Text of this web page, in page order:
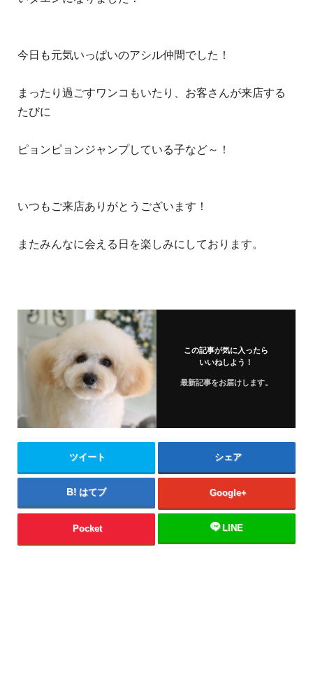
今日も元気いっぱいのアシル仲間でした！
まったり過ごすワンコもいたり、お客さんが来店する
たびに
ピョンピョンジャンプしている子など～！
いつもご来店ありがとうございます！
またみんなに会える日を楽しみにしております。
この記事が気に入ったら
いいねしよう！
最新記事をお届けします。
ツイート シェア
はてブ Google+
Pocket LINE